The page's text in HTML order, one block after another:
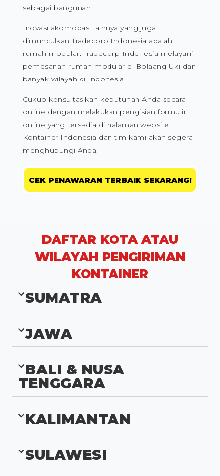
sebagai bangunan.
Inovasi akomodasi lainnya yang juga
dimunculkan Tradecorp Indonesia adalah
rumah modular. Tradecorp Indonesia melayani
pemesanan rumah modular di Bolaang Uki dan
banyak wilayah di Indonesia.
Cukup konsultasikan kebutuhan Anda secara
online dengan melakukan pengisian formulir
online yang tersedia di halaman website
Kontainer Indonesia dan tim kami akan segera
menghubungi Anda.
CEK PENAWARAN TERBAIK SEKARANG!
DAFTAR KOTA ATAU
WILAYAH PENGIRIMAN
KONTAINER
SUMATRA
JAWA
BALI & NUSA
TENGGARA
KALIMANTAN
SULAWESI